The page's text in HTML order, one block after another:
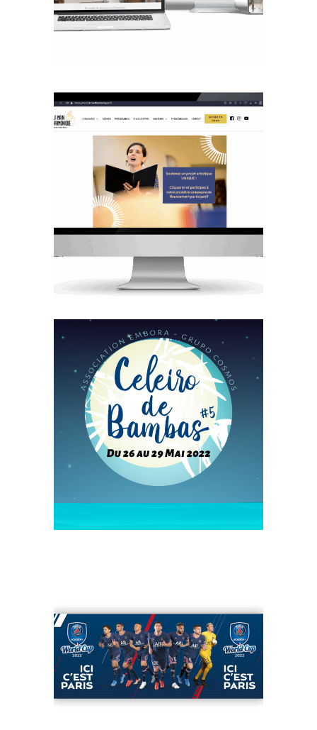
LA MAIN
HARMONIQUE
CELEIRO DE BAMBAS
#5
PARIS SAINT-
GERMAIN ACADEMY
WORLD CUP 2022